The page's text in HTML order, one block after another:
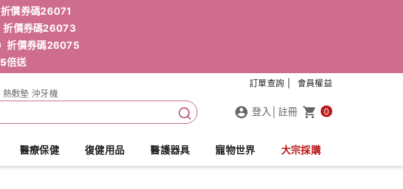
價券碼26071
價券碼26073
折價券碼26075
倍送
熱敷墊 沖牙機
訂單查詢 │ 會員權益
登入 註冊 0
醫療保健 復健用品 醫護器具 寵物世界 大宗採購